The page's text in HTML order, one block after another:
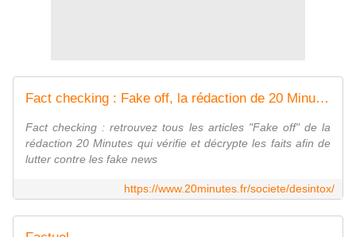
Fact checking : Fake off, la rédaction de 20 Minutes vérifie les faits
Fact checking : retrouvez tous les articles "Fake off" de la
rédaction 20 Minutes qui vérifie et décrypte les faits afin de
lutter contre les fake news
https://www.20minutes.fr/societe/desintox/